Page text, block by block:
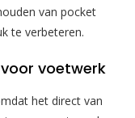
van pocket
te verbeteren.
voetwerk
het direct van